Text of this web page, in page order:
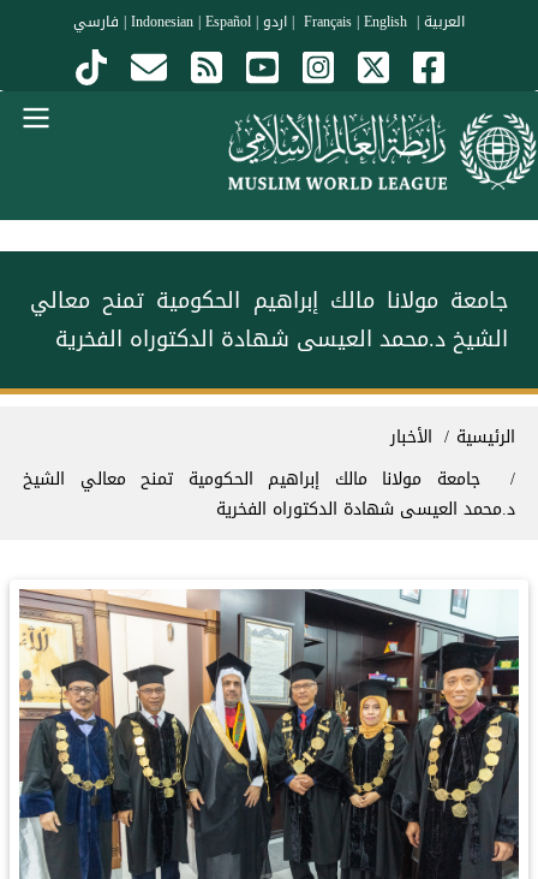
تجاوز إلى المحتوى الرئيسي
العربية|
|English
| اردو|
Indonesian |Español
| فارسي
جامعة مولانا مالك إبراهيم الحكومية تمنح معالي
الشيخ د.⁧‫محمد العيسى‬⁩ شهادة الدكتوراه الفخرية
مسار التنقل
الرئيسية
الأخبار
جامعة مولانا مالك إبراهيم الحكومية تمنح معالي الشيخ
د.⁧‫محمد العيسى‬⁩ شهادة الدكتوراه الفخرية